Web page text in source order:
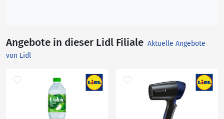
Angebote in dieser Lidl Filiale Aktuelle Angebote
von Lidl